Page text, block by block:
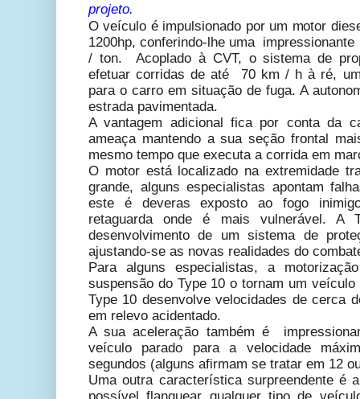
projeto.
O veículo é impulsionado por um motor
1200hp, conferindo-lhe uma
/ ton. Acoplado à CVT, o sistema de
efetuar corridas de até 70 km / h à ré,
para o carro em situação de fuga. A
estrada pavimentada.
A vantagem adicional fica por conta da
ameaça mantendo a sua seção frontal
mesmo tempo que executa a corrida em
O motor está localizado na extremidade
grande, alguns especialistas apontam
este é deveras exposto ao fogo
retaguarda onde é mais vulnerável. A
desenvolvimento de um sistema de
ajustando-se as novas realidades do
Para alguns especialistas, a
suspensão do Type 10 o tornam um
Type 10 desenvolve velocidades de cerca
em relevo acidentado.
A sua aceleração também é
veículo parado para a velocidade
segundos (alguns afirmam se tratar em 12
Uma outra característica surpreendente é